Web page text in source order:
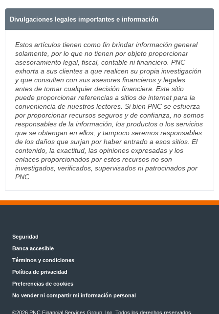
Divulgaciones legales importantes e información
Estos artículos tienen como fin brindar información general
solamente, por lo que no tienen por objeto proporcionar
asesoramiento legal, fiscal, contable ni financiero. PNC
exhorta a sus clientes a que realicen su propia investigación
y que consulten con sus asesores financieros y legales
antes de tomar cualquier decisión financiera. Este sitio
puede proporcionar referencias a sitios de internet para la
conveniencia de nuestros lectores. Si bien PNC se esfuerza
por proporcionar recursos seguros y de confianza, no somos
responsables de la información, los productos o los servicios
que se obtengan en ellos, y tampoco seremos responsables
de los daños que surjan por haber entrado a esos sitios. El
contenido, la exactitud, las opiniones expresadas y los
enlaces proporcionados por estos recursos no son
investigados, verificados, supervisados ni patrocinados por
PNC.
Seguridad
Banca accesible
Términos y condiciones
Política de privacidad
Preferencias de cookies
No vender ni compartir mi información personal
©2026 PNC Financial Services Group, Inc. Todos los derechos reservados.